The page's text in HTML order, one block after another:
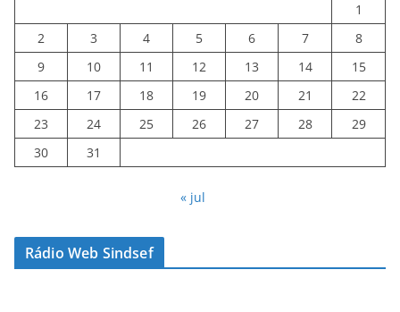
1
2
3 4 5 6 7
8
9
10 11 12 13 14
15
16
17 18 19 20 21
22
23
24 25 26 27 28
29
30
31
« jul
Rádio Web Sindsef